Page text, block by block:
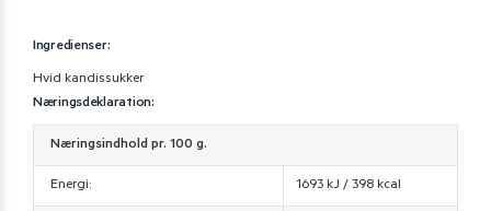
Ingredienser:
Hvid kandissukker
Næringsdeklaration:
Næringsindhold pr. 100 g.
Energi: 1693 kJ / 398 kcal